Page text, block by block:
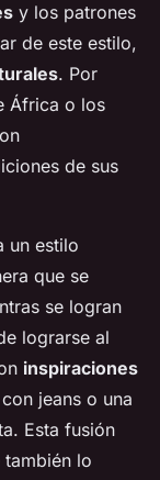
y los patrones
de este estilo,
. Por
África o los
de sus
un estilo
que se
se logran
lograrse al
inspiraciones
jeans o una
Esta fusión
lo